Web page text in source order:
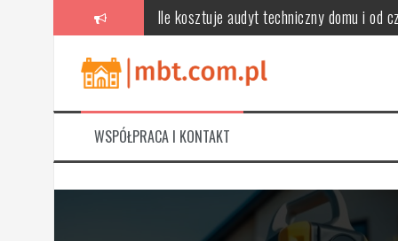
Ile kosztuje audyt techniczny domu i od
Kiedy ekspertyza konstruktora jest
Jak skutecznie przygotować się do
Jak przygotować dokumenty przed
Na co zwrócić uwagę w raporcie z
WSPÓŁPRACA I KONTAKT